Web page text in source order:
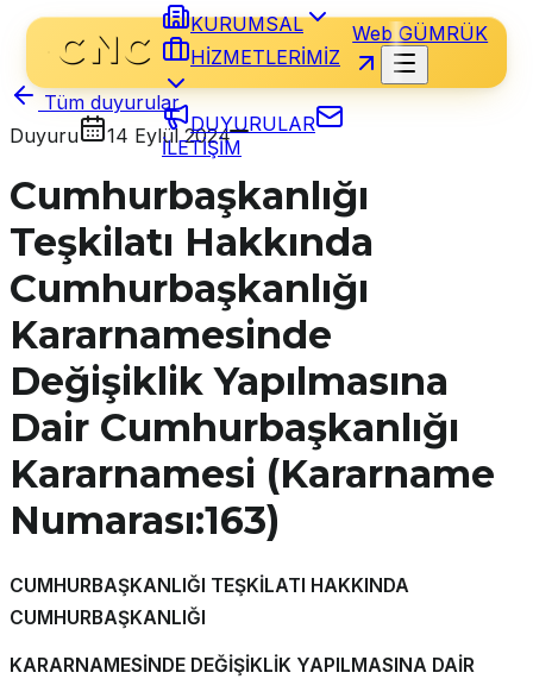
KURUMSAL
HİZMETLERİMİZ
DUYURULAR
İLETİŞİM
Web GÜMRÜK
Tüm duyurular
Duyuru
14 Eylül 2024
Cumhurbaşkanlığı
Teşkilatı Hakkında
Cumhurbaşkanlığı
Kararnamesinde
Değişiklik Yapılmasına
Dair Cumhurbaşkanlığı
Kararnamesi (Kararname
Numarası:163)
CUMHURBAŞKANLIĞI TEŞKİLATI HAKKINDA
CUMHURBAŞKANLIĞI
KARARNAMESİNDE DEĞİŞİKLİK YAPILMASINA DAİR